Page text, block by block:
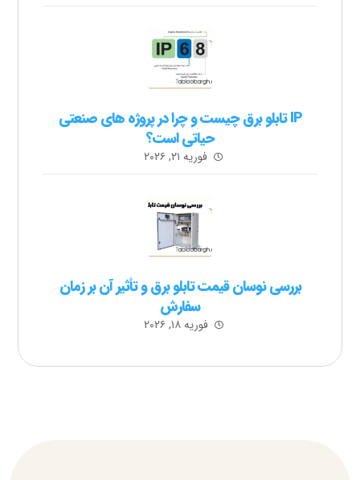
IP تابلو برق چیست و چرا در پروژه های صنعتی
حیاتی است؟
فوریه ۲۱, ۲۰۲۶
بررسی نوسان قیمت تابلو برق و تأثیر آن بر زمان
سفارش
فوریه ۱۸, ۲۰۲۶